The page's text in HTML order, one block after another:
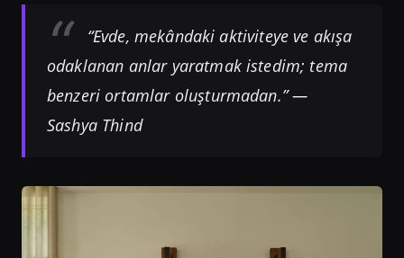
“Evde, mekândaki aktiviteye ve akışa
odaklanan anlar yaratmak istedim; tema
benzeri ortamlar oluşturmadan.” —
Sashya Thind